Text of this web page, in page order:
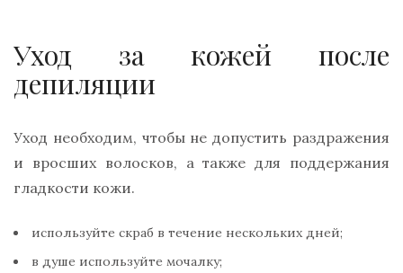
Уход за кожей после
депиляции
Уход необходим, чтобы не допустить раздражения
и вросших волосков, а также для поддержания
гладкости кожи.
используйте скраб в течение нескольких дней;
в душе используйте мочалку;